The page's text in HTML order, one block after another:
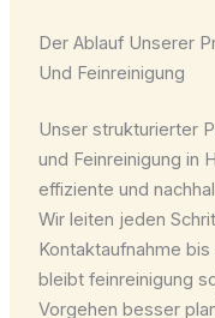
Der Ablauf Unserer
Und Feinreinigung
Unser strukturierter
und Feinreinigung in
effiziente und
Wir leiten jeden
Kontaktaufnahme
bleibt feinreinigung
Vorgehen besser